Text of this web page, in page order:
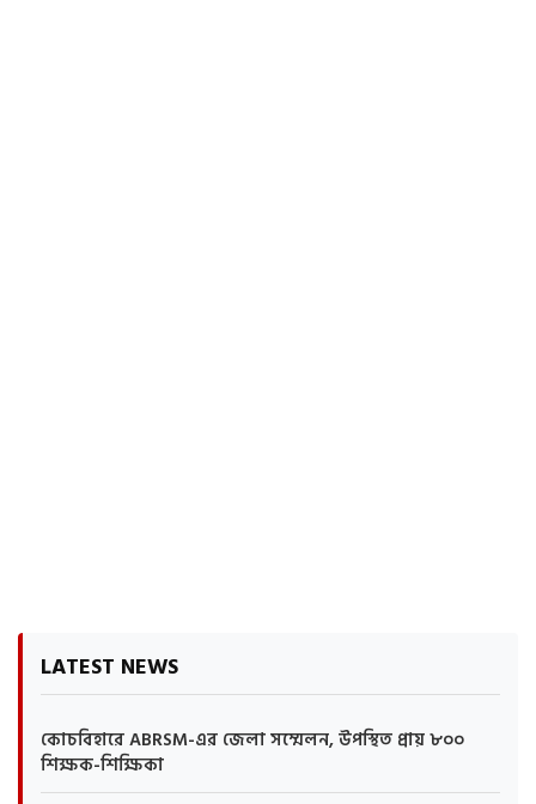
LATEST NEWS
কোচবিহারে ABRSM-এর জেলা সম্মেলন, উপস্থিত প্রায় ৮০০
শিক্ষক-শিক্ষিকা